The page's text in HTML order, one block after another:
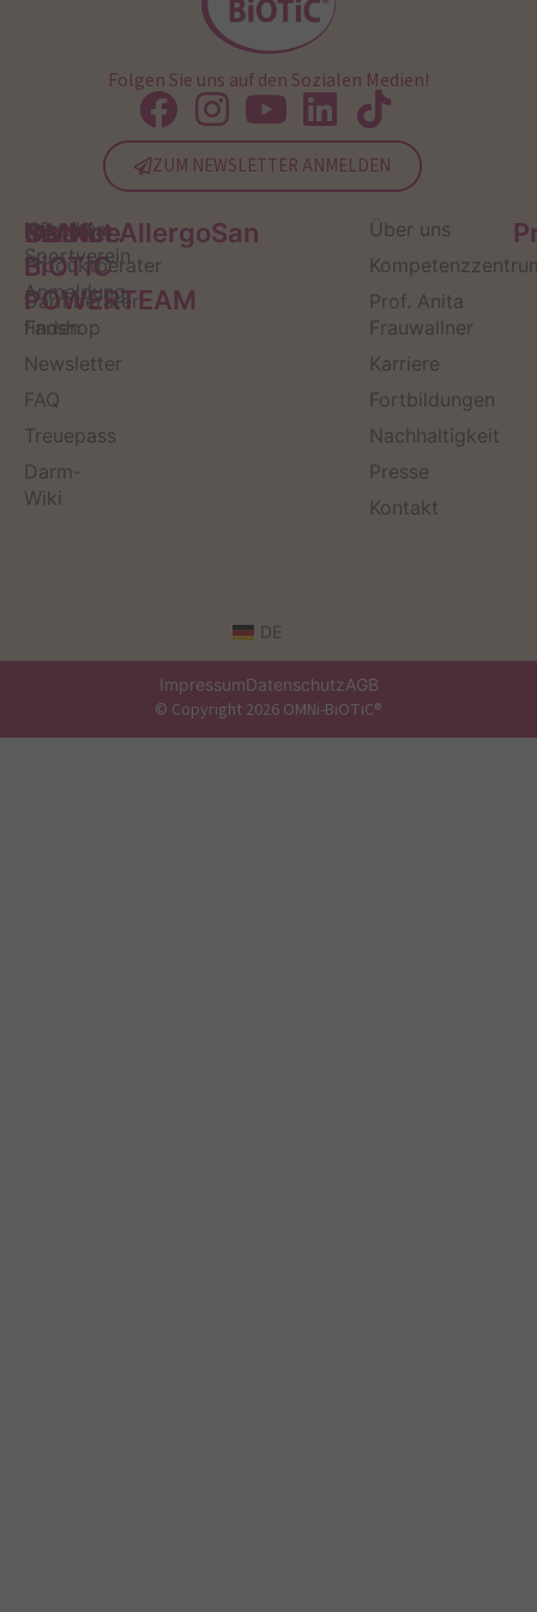
Folgen Sie uns auf den Sozialen Medien!
ZUM NEWSLETTER ANMELDEN
Service
Kontakt
Produktberater
Darmberater
finden
Newsletter
FAQ
Treuepass
Darm-
Wiki
OMNi-
BiOTiC
POWERTEAM
Infos zum
Sportverein
Anmeldung
Fanshop
Institut AllergoSan
Über uns
Prof. Anita
Frauwallner
Karriere
Fortbildungen
Nachhaltigkeit
Presse
Kontakt
DE
ImpressumDatenschutzAGB
© Copyright 2026 OMNi-BiOTiC®